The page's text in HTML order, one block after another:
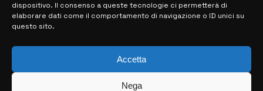
dispositivo. Il consenso a queste tecnologie ci permetterà di
elaborare dati come il comportamento di navigazione o ID unici su
questo sito.
Accetta
Nega
MAPPA DEL SITO
> EDIZIONI LOCALI